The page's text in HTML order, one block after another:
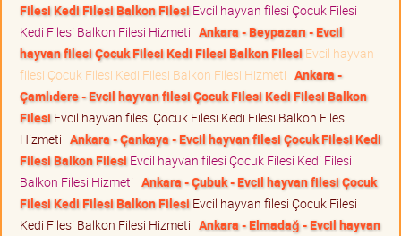
Filesi Kedi Filesi Balkon Filesi Evcil hayvan filesi Çocuk Filesi
Kedi Filesi Balkon Filesi Hizmeti Ankara - Beypazarı - Evcil
hayvan filesi Çocuk Filesi Kedi Filesi Balkon Filesi Evcil hayvan
filesi Çocuk Filesi Kedi Filesi Balkon Filesi Hizmeti Ankara -
Çamlıdere - Evcil hayvan filesi Çocuk Filesi Kedi Filesi Balkon
Filesi Evcil hayvan filesi Çocuk Filesi Kedi Filesi Balkon Filesi
Hizmeti Ankara - Çankaya - Evcil hayvan filesi Çocuk Filesi Kedi
Filesi Balkon Filesi Evcil hayvan filesi Çocuk Filesi Kedi Filesi
Balkon Filesi Hizmeti Ankara - Çubuk - Evcil hayvan filesi Çocuk
Filesi Kedi Filesi Balkon Filesi Evcil hayvan filesi Çocuk Filesi
Kedi Filesi Balkon Filesi Hizmeti Ankara - Elmadağ - Evcil hayvan